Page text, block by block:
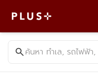
ค้นหาคอนโด บ้าน ที่ดิน อาคา
searchค้นหา ทำเล, รถไฟฟ้า,